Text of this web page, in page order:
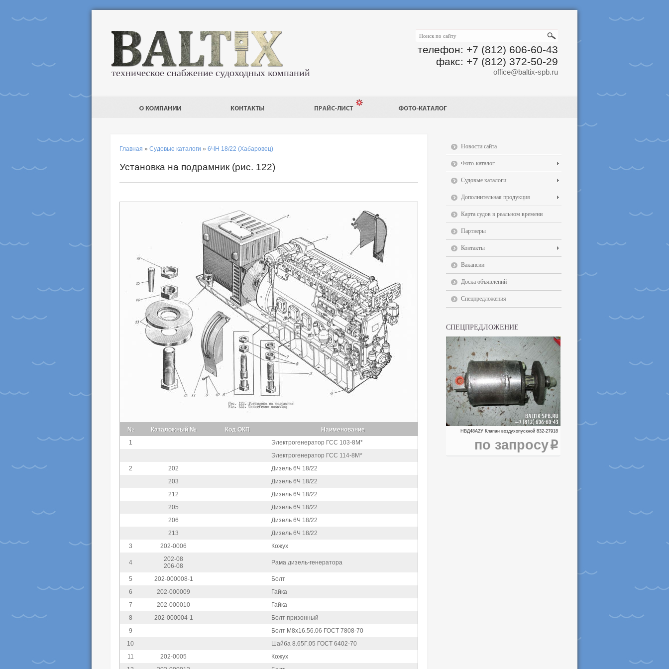
телефон: +7 (812) 606-60-43
факс: +7 (812) 372-50-29
office@baltix-spb.ru
техническое снабжение судоходных компаний
Главная » Судовые каталоги » 6ЧН 18/22 (Хабаровец)
Установка на подрамник (рис. 122)
№ Каталожный № Код ОКП
Наименование
1
Электрогенератор ГСС 103-8М*
Электрогенератор ГСС 114-8М*
2
202
Дизель 6Ч 18/22
203
Дизель 6Ч 18/22
212
Дизель 6Ч 18/22
205
Дизель 6Ч 18/22
206
Дизель 6Ч 18/22
213
Дизель 6Ч 18/22
3
202-0006 Кожух
4
202-08
206-08
Рама дизель-генератора
5 202-000008-1
Болт
6
202-000009
Гайка
7
202-000010
Гайка
8
202-000004-1
Болт призонный
9
Болт М8х16.56.06 ГОСТ 7808-70
10
Шайба 8.65Г.05 ГОСТ 6402-70
11
202-0005
Кожух
Новости сайта
Фото-каталог
Судовые каталоги
Дополнительная продукция
Карта судов в реальном времени
Партнеры
Контакты
Вакансии
Доска объявлений
Спецпредложения
СПЕЦПРЕДЛОЖЕНИЕ
НВД48А2У Клапан воздухопускной 832-27918
по запросу i